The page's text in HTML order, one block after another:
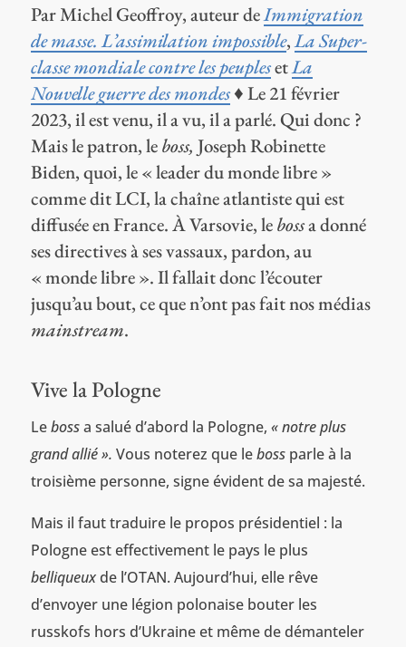
Par Michel Geoffroy, auteur deImmigration
de masse. L’assimilation impossible,La Super-
classe mondiale contre les peuplesetLa
Nouvelle guerre des mondes♦ Le 21 février
2023, il est venu, il a vu, il a parlé. Qui donc ?
Mais le patron, leboss, Joseph Robinette
Biden, quoi, le « leader du monde libre »
comme dit LCI, la chaîne atlantiste qui est
diffusée en France. À Varsovie, lebossa donné
ses directives à ses vassaux, pardon, au
« monde libre ». Il fallait donc l’écouter
jusqu’au bout, ce que n’ont pas fait nos médias
mainstream.
Vive la Pologne
Lebossa salué d’abord la Pologne, « notre plus
grand allié ». Vous noterez que lebossparle à la
troisième personne, signe évident de sa majesté.
Mais il faut traduire le propos présidentiel : la
Pologne est effectivement le pays le plus
belliqueuxde l’OTAN. Aujourd’hui, elle rêve
d’envoyer une légion polonaise bouter les
russkofs hors d’Ukraine et même de démanteler